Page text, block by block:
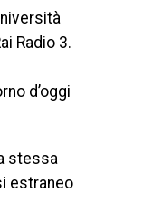
Radio 3.
d’oggi
stessa
estraneo